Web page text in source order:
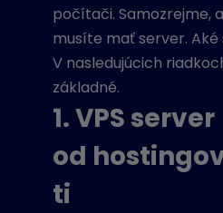
počítači. Samozrejme,
musíte mať server. Aké
V nasledujúcich
základné.
1. VPS server
od
ti